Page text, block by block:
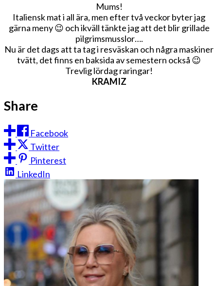
Mums!
Italiensk mat i all ära, men efter två veckor byter jag
gärna meny 😉 och ikväll tänkte jag att det blir grillade
pilgrimsmusslor….
Nu är det dags att ta tag i resväskan och några maskiner
tvätt, det finns en baksida av semestern också 😉
Trevlig lördag raringar!
KRAMIZ
Share
Facebook
Twitter
Pinterest
LinkedIn